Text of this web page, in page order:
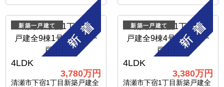
新築一戸建て
4LDK
3,780万円
清瀬市下宿1丁目新築戸建全
新築一戸建て
4LDK
3,380万円
清瀬市下宿1丁目新築戸建全